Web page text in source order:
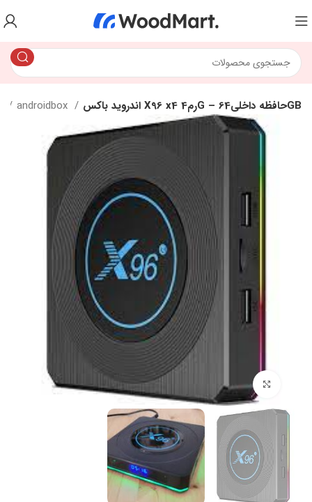
androidbox اندروید باکس X96 x4 رم4G – حافظه داخلی64GB
بزرگنمایی تصویر